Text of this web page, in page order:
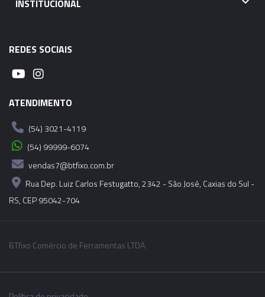
INSTITUCIONAL
REDES SOCIAIS
ATENDIMENTO
(54) 3021-4119
(54) 99999-6074
vendas7@btfixo.com.br
Rua Dep. Luiz Carlos Festugatto, 2342 - São José, Caxias do Sul -
RS, CEP 95042-704
BTfixo Comércio de Ferramentas LTDA.